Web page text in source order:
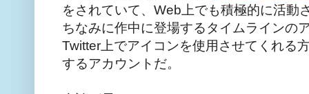
をされていて、Web上でも積極的に活動
ちなみに作中に登場するタイムラインの
Twitter上でアイコンを使用させてくれる
するアカウントだ。